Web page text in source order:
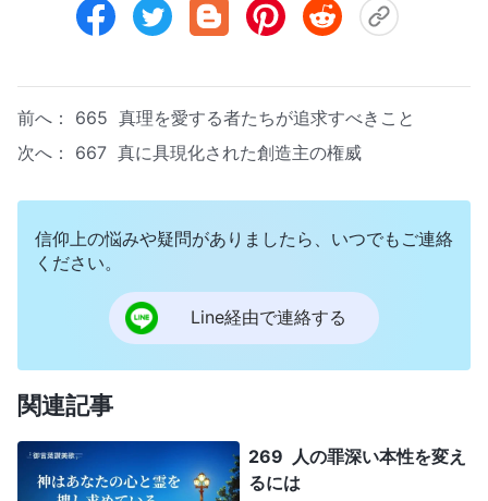
前へ： 665 真理を愛する者たちが追求すべきこと
次へ： 667 真に具現化された創造主の権威
信仰上の悩みや疑問がありましたら、いつでもご連絡
ください。
Line経由で連絡する
関連記事
269 人の罪深い本性を変え
るには